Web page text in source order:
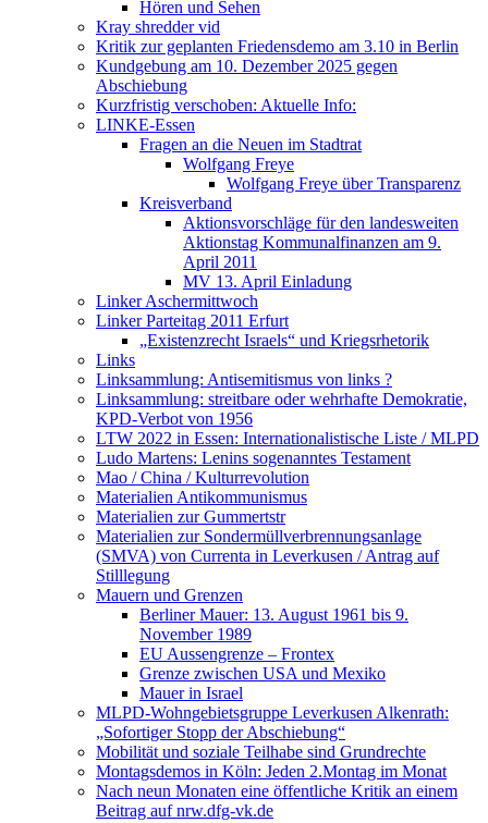
Hören und Sehen
Kray shredder vid
Kritik zur geplanten Friedensdemo am 3.10 in Berlin
Kundgebung am 10. Dezember 2025 gegen
Abschiebung
Kurzfristig verschoben: Aktuelle Info:
LINKE-Essen
Fragen an die Neuen im Stadtrat
Wolfgang Freye
Wolfgang Freye über Transparenz
Kreisverband
Aktionsvorschläge für den landesweiten
Aktionstag Kommunalfinanzen am 9.
April 2011
MV 13. April Einladung
Linker Aschermittwoch
Linker Parteitag 2011 Erfurt
„Existenzrecht Israels“ und Kriegsrhetorik
Links
Linksammlung: Antisemitismus von links ?
Linksammlung: streitbare oder wehrhafte Demokratie,
KPD-Verbot von 1956
LTW 2022 in Essen: Internationalistische Liste / MLPD
Ludo Martens: Lenins sogenanntes Testament
Mao / China / Kulturrevolution
Materialien Antikommunismus
Materialien zur Gummertstr
Materialien zur Sondermüllverbrennungsanlage
(SMVA) von Currenta in Leverkusen / Antrag auf
Stilllegung
Mauern und Grenzen
Berliner Mauer: 13. August 1961 bis 9.
November 1989
EU Aussengrenze – Frontex
Grenze zwischen USA und Mexiko
Mauer in Israel
MLPD-Wohngebietsgruppe Leverkusen Alkenrath:
„Sofortiger Stopp der Abschiebung“
Mobilität und soziale Teilhabe sind Grundrechte
Montagsdemos in Köln: Jeden 2.Montag im Monat
Nach neun Monaten eine öffentliche Kritik an einem
Beitrag auf nrw.dfg-vk.de